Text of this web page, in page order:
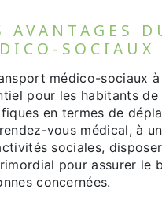
AVANTAGES
SOCIAUX
médico-sociaux
pour les habitants
en termes de
vous médical, à
sociales,
pour assurer le
concernées.